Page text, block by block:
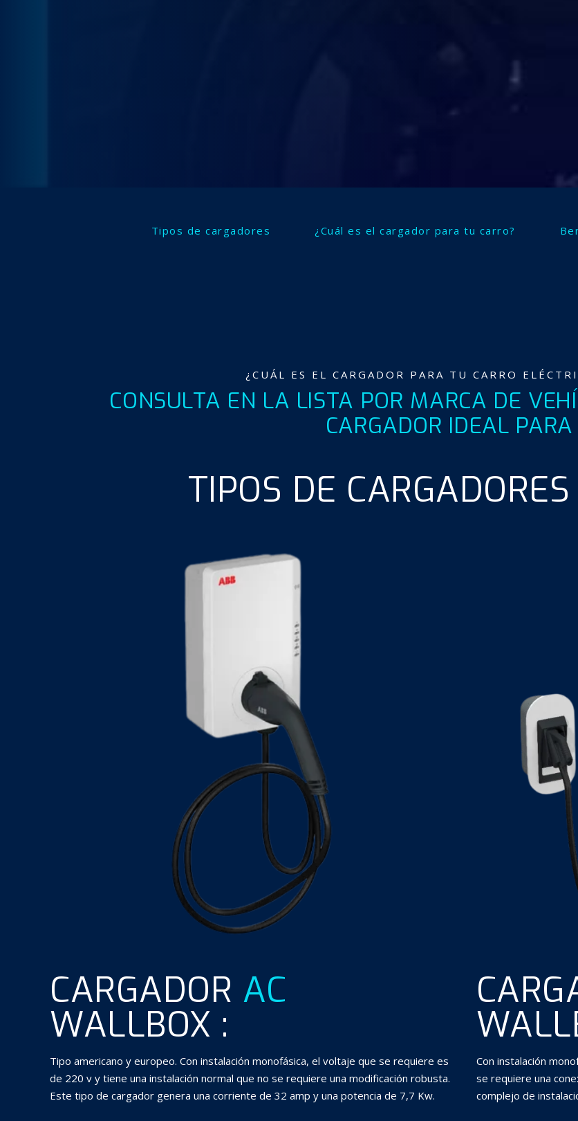
Tipos de cargadores ¿Cuál es el cargador para tu carro?
¿CUÁL ES EL CARGADOR PARA TU CARRO
CONSULTA EN LA LISTA POR MARCA DE
CARGADOR IDEAL
TIPOS DE
CARGADOR AC
WALLBOX :
Tipo americano y europeo. Con instalación monofásica, el voltaje que se requiere es
de 220 v y tiene una instalación normal que no se requiere una modificación robusta.
Este tipo de cargador genera una corriente de 32 amp y una potencia de 7,7 Kw.
Con instalación
se requiere una
complejo de